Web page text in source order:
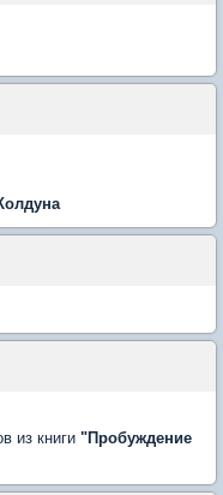
из книги "Пробуждение